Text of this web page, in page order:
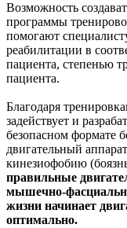
Возможность
программы
помогают
реабилитации в
пациента, степенью
пациента.
Благодаря
задействует и
безопасном формате
двигательный
кинезиофобию
правильные
мышечно-
жизни начинает
оптимально.